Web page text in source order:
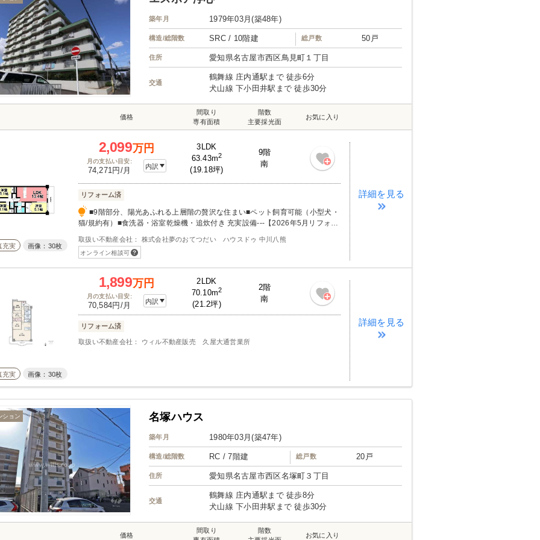
築年月 1979年03月(築48年)
構造/総階数 SRC / 10階建 総戸数 50戸
住所 愛知県名古屋市西区鳥見町１丁目
交通
鶴舞線 庄内通駅まで 徒歩6分
犬山線 下小田井駅まで 徒歩30分
価格
間取り
専有面積
階数
主要採光面
お気に入り
充実 画像：30枚
2,099万円
月の支払い目安:
74,271円/月 内訳
3LDK
63.43m2
(19.18坪)
9階
南
詳細を見る
リフォーム済
■9階部分、陽光あふれる上層階の贅沢な住まい■ペット飼育可能（小型犬・
猫/規約有）■食洗器・浴室乾燥機・追炊付き 充実設備---【2026年5月リフォー
【壁・床】クロス・フローリング・フロアタイル【その他】玄関収納・建具・
照明器具・スイッチコンセント・電気温水器・レースカーテン・ハウスクリー
ニング
取扱い不動産会社： 株式会社夢のおてつだい ハウスドゥ 中川八熊
オンライン相談可
充実 画像：30枚
1,899万円
月の支払い目安:
70,584円/月 内訳
2LDK
70.10m2
(21.2坪)
2階
南
詳細を見る
リフォーム済
取扱い不動産会社： ウィル不動産販売 久屋大通営業所
ション 名塚ハウス
築年月 1980年03月(築47年)
構造/総階数 RC / 7階建 総戸数 20戸
住所 愛知県名古屋市西区名塚町３丁目
交通
鶴舞線 庄内通駅まで 徒歩8分
犬山線 下小田井駅まで 徒歩30分
価格
間取り
階数
お気に入り